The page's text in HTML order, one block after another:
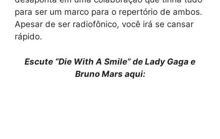
para ser um marco para o repertório de ambos.
Apesar de ser radiofônico, você irá se cansar
rápido.
Escute “Die With A Smile” de Lady Gaga e
Bruno Mars aqui: